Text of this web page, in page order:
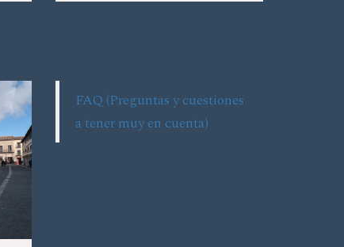
FAQ (Preguntas y cuestiones
a tener muy en cuenta)